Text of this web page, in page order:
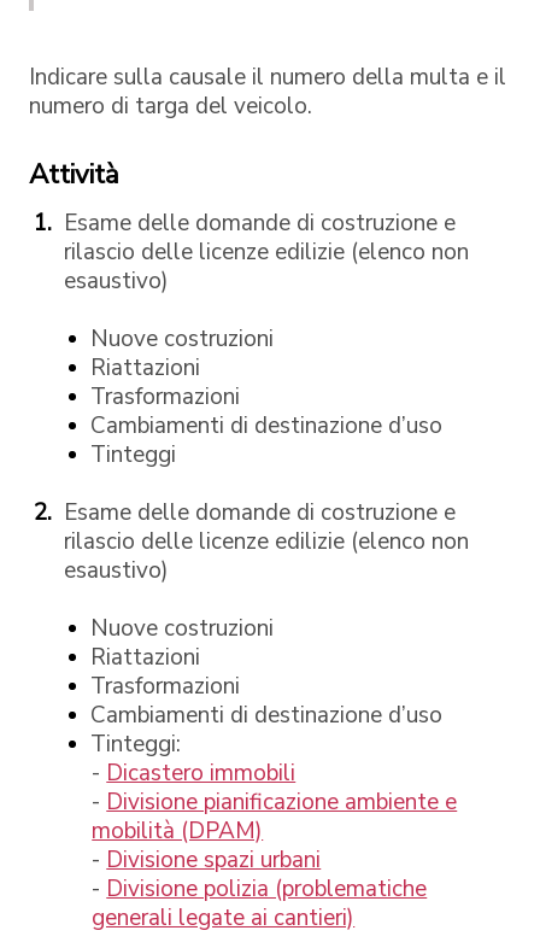
Indicare sulla causale il numero della multa e il
numero di targa del veicolo.
Attività
Esame delle domande di costruzione e
rilascio delle licenze edilizie (elenco non
esaustivo)
Nuove costruzioni
Riattazioni
Trasformazioni
Cambiamenti di destinazione d’uso
Tinteggi
Esame delle domande di costruzione e
rilascio delle licenze edilizie (elenco non
esaustivo)
Nuove costruzioni
Riattazioni
Trasformazioni
Cambiamenti di destinazione d’uso
Tinteggi:
-Dicastero immobili
-Divisione pianificazione ambiente e
mobilità (DPAM)
-Divisione spazi urbani
-Divisione polizia (problematiche
generali legate ai cantieri)